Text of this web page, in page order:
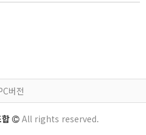
버전
All rights reserved.